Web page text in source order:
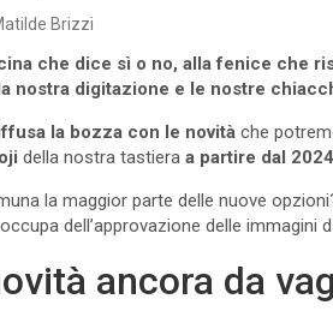
Brizzi
che dice sì o no, alla fenice che
nostra digitazione e le nostre
la bozza con le novità che
della nostra tastiera a partire dal 2024
la maggior parte delle nuove
dell’approvazione delle immagini
ancora da